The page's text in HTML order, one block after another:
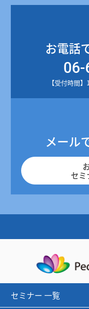
お電話
【受付時間
メール
セ
セミナー 一覧